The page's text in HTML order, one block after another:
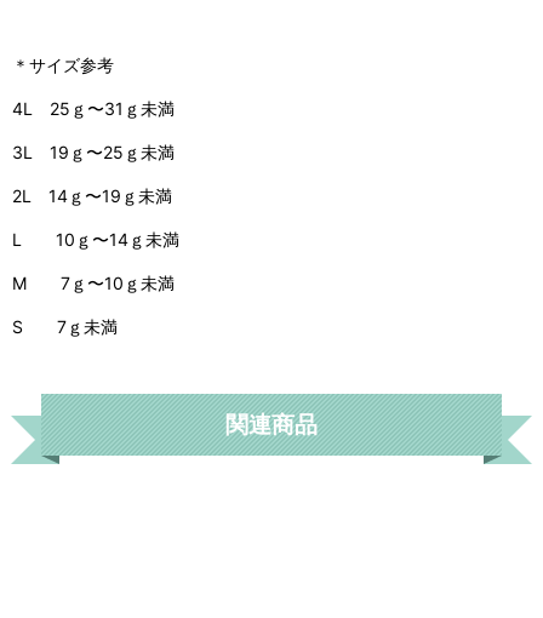
＊サイズ参考
4L 25ｇ〜31ｇ未満
3L 19ｇ〜25ｇ未満
2L 14ｇ〜19ｇ未満
L 10ｇ〜14ｇ未満
M 7ｇ〜10ｇ未満
S 7ｇ未満
関連商品